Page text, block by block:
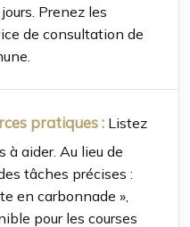
Prenez les
de consultation de
pratiques : Listez
à aider. Au lieu de
tâches précises :
en carbonnade »,
pour les courses